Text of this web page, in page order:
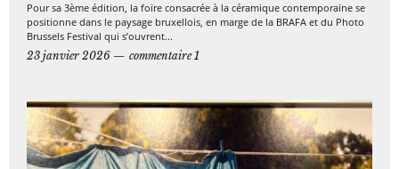
Pour sa 3ème édition, la foire consacrée à la céramique contemporaine se
positionne dans le paysage bruxellois, en marge de la BRAFA et du Photo
Brussels Festival qui s’ouvrent...
23 janvier 2026
commentaire 1